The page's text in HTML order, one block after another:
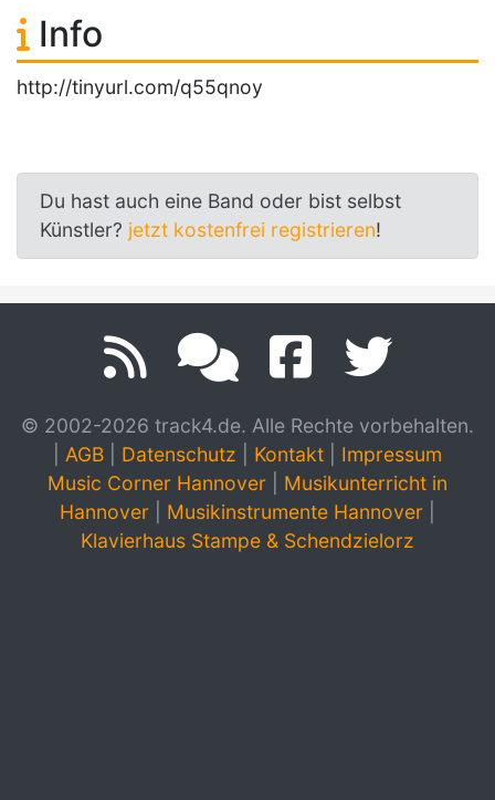
Info
http://tinyurl.com/q55qnoy
Du hast auch eine Band oder bist selbst
Künstler? jetzt kostenfrei registrieren!
© 2002-2026 track4.de. Alle Rechte vorbehalten.
AGB Datenschutz Kontakt
Impressum
Music Corner Hannover
Musikunterricht in
Hannover
Musikinstrumente Hannover
Klavierhaus Stampe & Schendzielorz